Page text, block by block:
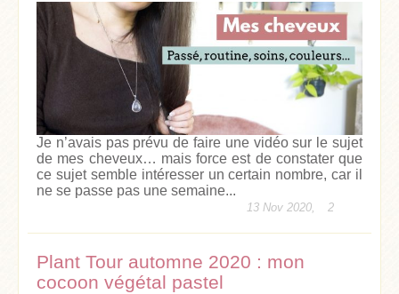
Je n’avais pas prévu de faire une vidéo sur le sujet
de mes cheveux… mais force est de constater que
ce sujet semble intéresser un certain nombre, car il
ne se passe pas une semaine...
13 Nov 2020, 2
Plant Tour automne 2020 : mon
cocoon végétal pastel